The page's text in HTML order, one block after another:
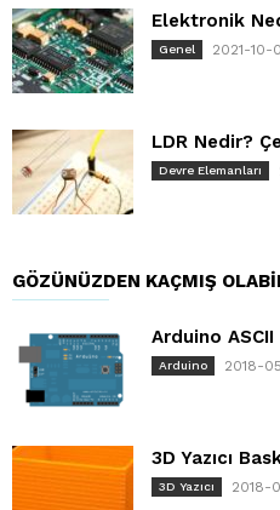
Elektronik
Genel 2021-10-
LDR Nedir?
Devre Elemanları
GÖZÜNÜZDEN KAÇMIŞ
Arduino
Arduino 2018-
3D Yazıcı
3D Yazıcı 2018-